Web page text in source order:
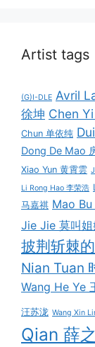
Artist tags
(G)I-DLE Avril
徐坤 Chen
Chun 单依纯
Dong De Mao
Xiao Yun 黄霄雲
Li Rong Hao 李荣浩
马嘉祺 Mao
Jie Jie 莫叫姐
披荆斩棘
Nian Tuan
Wang He Ye
汪苏泷 Wang Xin
Qian 薛